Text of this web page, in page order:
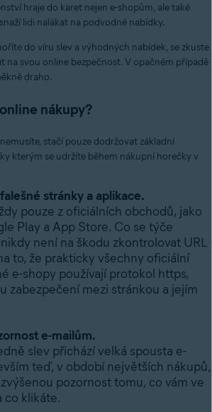
hraje do karet nejen e-shopům, ale také
lidi nalákat na podvodné nabídky.
do víru slev a výhodných nabídek, se zkuste
na svou online bezpečnost. V opačném případě
draho.
nákupy?
stačí pouze dodržovat základní
kterým se udržíte během nákupní horečky v
stránky a aplikace.
pouze z oficiálních obchodů, jako
Play a App Store. Co se týče
není na škodu zkontrolovat URL
to, že prakticky všechny oficiální
e-shopy používají protokol https,
zabezpečení mezi stránkou a jejím
e-mailům.
slev přichází velká spousta e-
teď, v období největších nákupů,
pozornost tomu, co vám ve
co klikáte.